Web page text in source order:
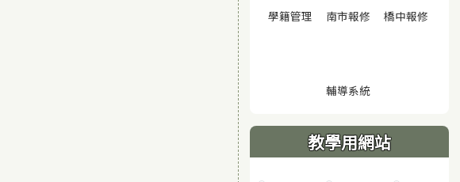
學籍管理 (另開視窗)
南市報修 (另開視窗)
橋中報修
輔導系統(另開視窗)
教學用網站